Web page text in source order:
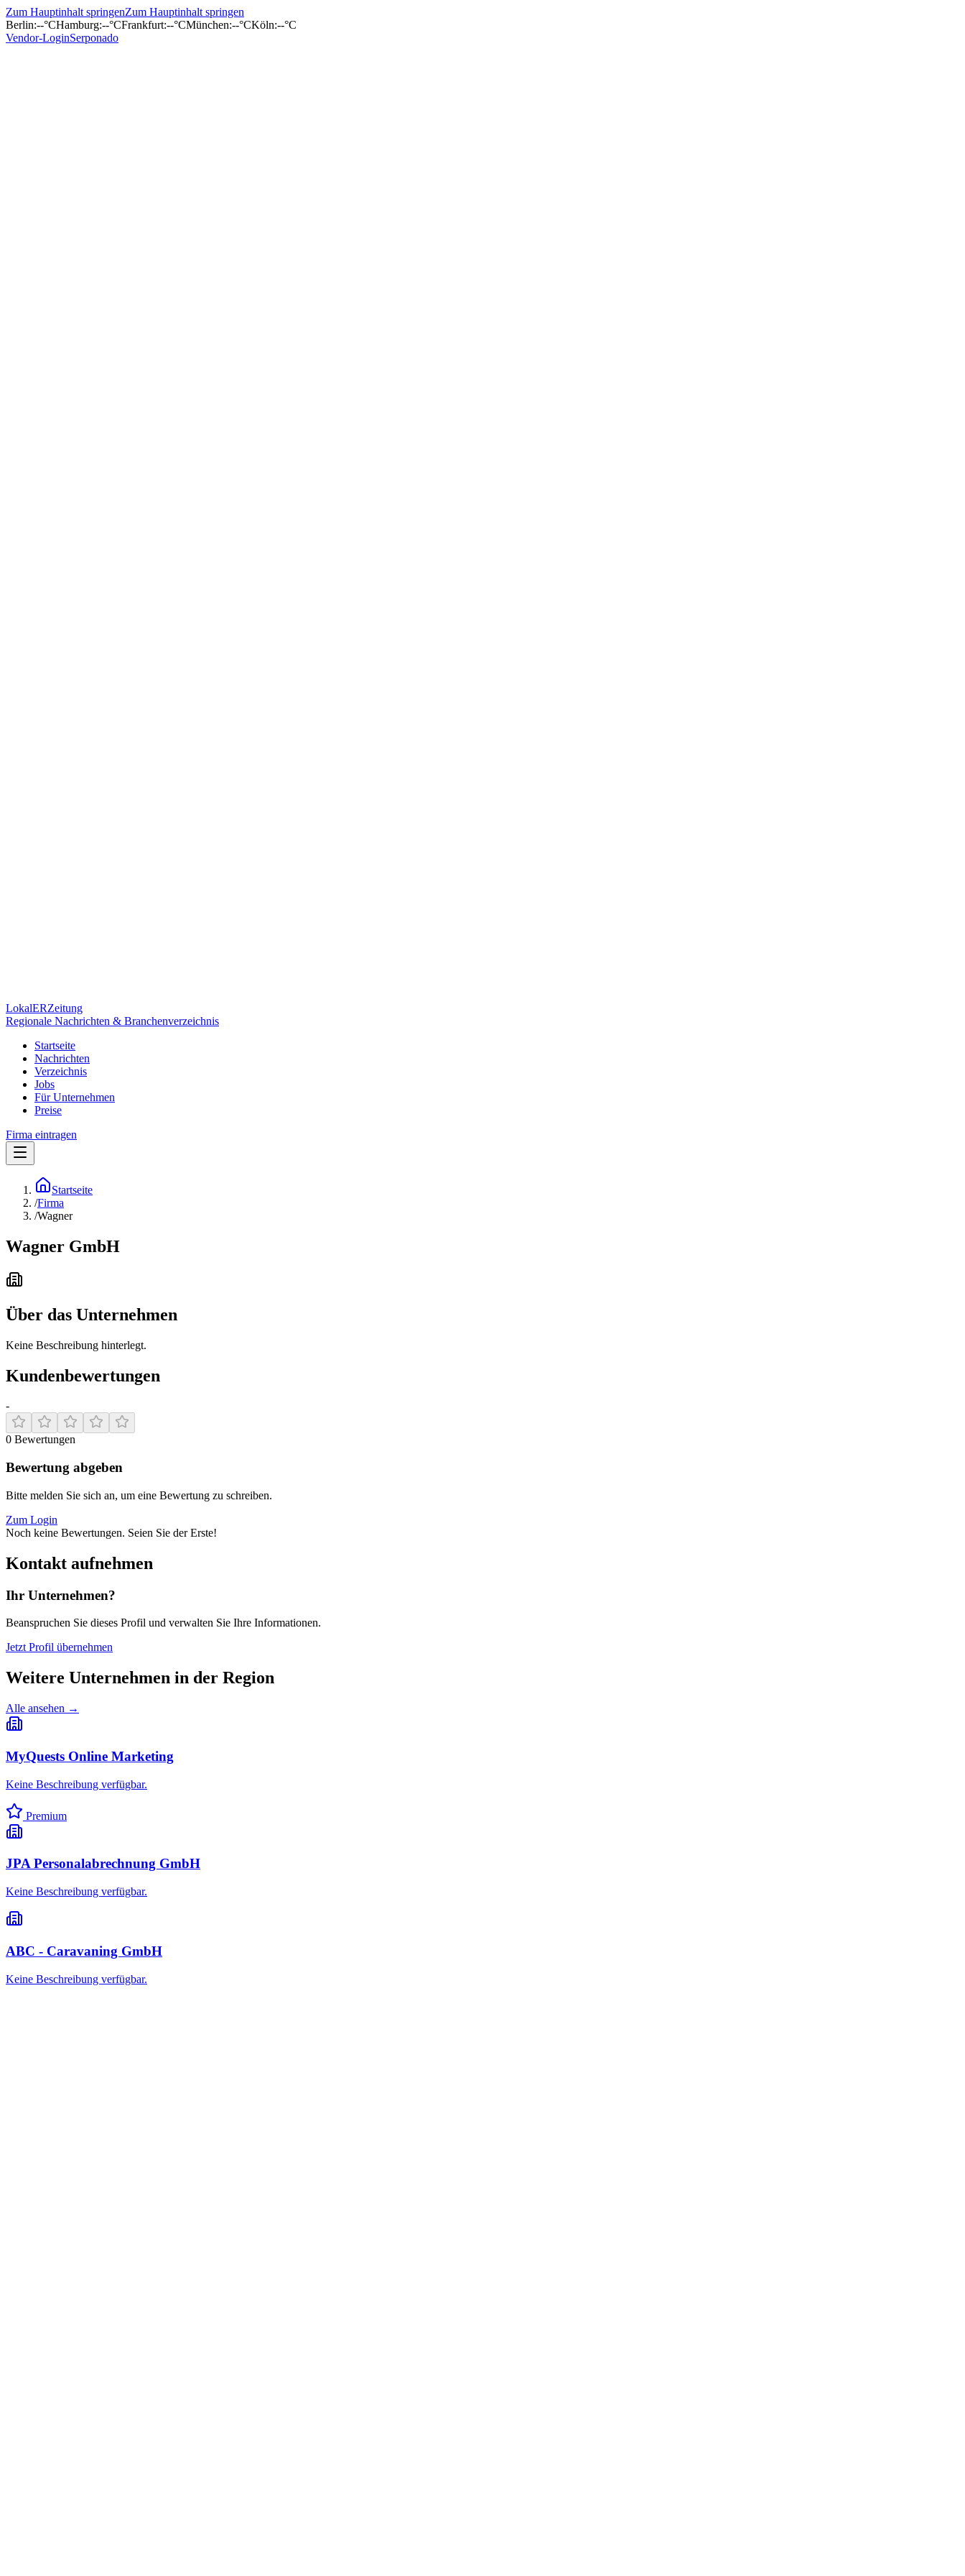
Zum Hauptinhalt springenZum Hauptinhalt springen
Berlin:--°CHamburg:--°CFrankfurt:--°CMünchen:--°CKöln:--°C
Vendor-LoginSerponado
LokalERZeitung
Regionale Nachrichten & Branchenverzeichnis
Startseite
Nachrichten
Verzeichnis
Jobs
Für Unternehmen
Preise
Firma eintragen
Startseite
/Firma
/Wagner
Wagner GmbH
Über das Unternehmen
Keine Beschreibung hinterlegt.
Kundenbewertungen
-
0 Bewertungen
Bewertung abgeben
Bitte melden Sie sich an, um eine Bewertung zu schreiben.
Zum Login
Noch keine Bewertungen. Seien Sie der Erste!
Kontakt aufnehmen
Ihr Unternehmen?
Beanspruchen Sie dieses Profil und verwalten Sie Ihre Informationen.
Jetzt Profil übernehmen
Weitere Unternehmen in der Region
Alle ansehen →
MyQuests Online Marketing
Keine Beschreibung verfügbar.
Premium
JPA Personalabrechnung GmbH
Keine Beschreibung verfügbar.
ABC - Caravaning GmbH
Keine Beschreibung verfügbar.